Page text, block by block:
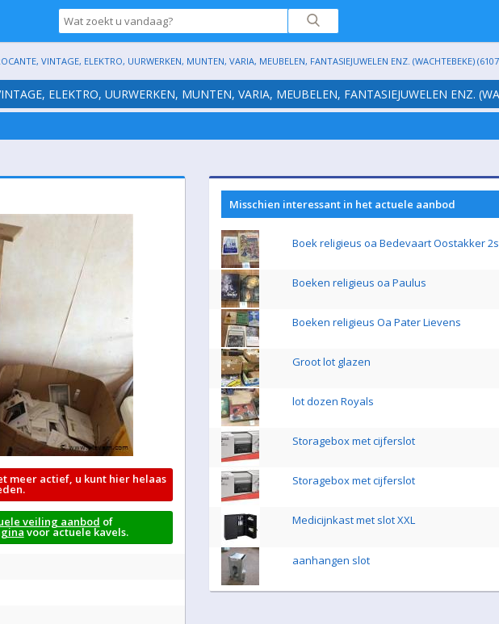
VINTAGE, ELEKTRO, UURWERKEN, MUNTEN, VARIA, MEUBELEN, FANTASIEJUWELEN ENZ. (WACHTEBEKE)
ELEKTRO, UURWERKEN, MUNTEN, VARIA, MEUBELEN, FANTASIEJUWELEN ENZ.
meer actief, u kunt hier helaas
veiling aanbod of
voor actuele kavels.
Misschien interessant in het actuele aanbod
Boek religieus oa Bedevaart Oostakker
Boeken religieus oa Paulus
Boeken religieus Oa Pater Lievens
Groot lot glazen
lot dozen Royals
Storagebox met cijferslot
Storagebox met cijferslot
Medicijnkast met slot XXL
aanhangen slot